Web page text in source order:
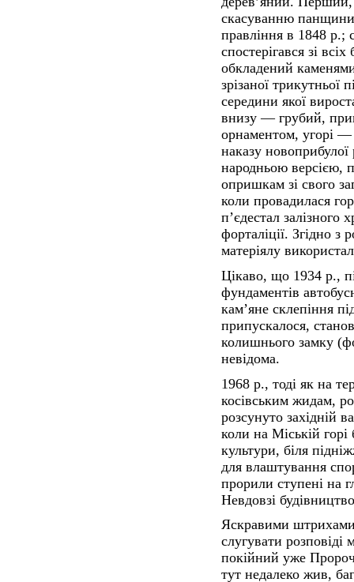
скасуванню
правління в 1848 р.;
спостерігався зі
обкладений
зрізаної трикутньої
середини якої
внизу — грубий,
орнаментом, угорі —
наказу
народньою версією,
опришкам зі свого
коли провадилася
п’єдестал залізного
форталіції. Згідно з
матеріялу
Цікаво, що 1934 р.,
фундаментів
кам’яне склепіння
припускалося,
колишнього замку
невідома.
1968 р., тоді як на
косівським жидам,
розсунуто західній
коли на Міській
культури, біля
для влаштування
прорили ступені на
Невдовзі
Яскравими штрихами
слугувати
покійний уже
тут недалеко жив,